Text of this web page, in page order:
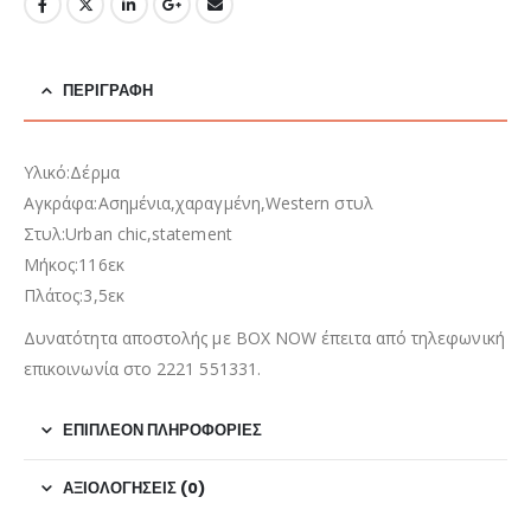
ΠΕΡΙΓΡΑΦΉ
Υλικό:Δέρμα
Αγκράφα:Ασημένια,χαραγμένη,Western στυλ
Στυλ:Urban chic,statement
Μήκος:116εκ
Πλάτος:3,5εκ
Δυνατότητα αποστολής με BOX NOW έπειτα από τηλεφωνική
επικοινωνία στο 2221 551331.
ΕΠΙΠΛΈΟΝ ΠΛΗΡΟΦΟΡΊΕΣ
ΑΞΙΟΛΟΓΉΣΕΙΣ (0)